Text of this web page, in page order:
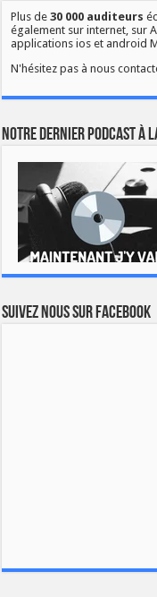
Plus de30 000 auditeurs
également sur internet, sur
applications ios et android
N'hésitez pas à nous
Notre dernier podcast à
Suivez nous sur Facebook